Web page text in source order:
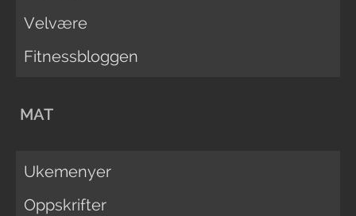
Velvære
Fitnessbloggen
MAT
Ukemenyer
Oppskrifter